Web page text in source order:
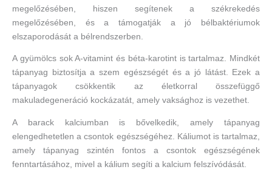
megelőzésében, hiszen segítenek a székrekedés
megelőzésében, és a támogatják a jó bélbaktériumok
elszaporodását a bélrendszerben.
A gyümölcs sok A-vitamint és béta-karotint is tartalmaz. Mindkét
tápanyag biztosítja a szem egészségét és a jó látást. Ezek a
tápanyagok csökkentik az életkorral összefüggő
makuladegeneráció kockázatát, amely vaksághoz is vezethet.
A barack kalciumban is bővelkedik, amely tápanyag
elengedhetetlen a csontok egészségéhez. Káliumot is tartalmaz,
amely tápanyag szintén fontos a csontok egészségének
fenntartásához, mivel a kálium segíti a kalcium felszívódását.